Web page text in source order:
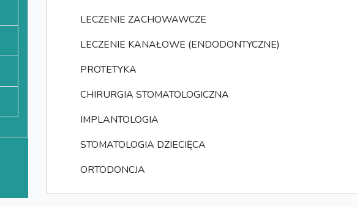
LECZENIE ZACHOWAWCZE
LECZENIE KANAŁOWE (ENDODONTYCZNE)
PROTETYKA
CHIRURGIA STOMATOLOGICZNA
IMPLANTOLOGIA
STOMATOLOGIA DZIECIĘCA
ORTODONCJA